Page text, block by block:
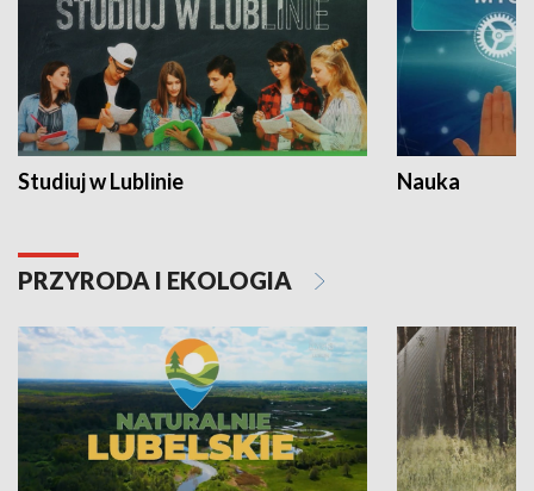
Studiuj w Lublinie Nauka
PRZYRODA I EKOLOGIA